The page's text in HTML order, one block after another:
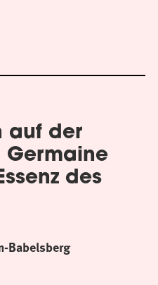
auf der
Germaine
des
Babelsberg